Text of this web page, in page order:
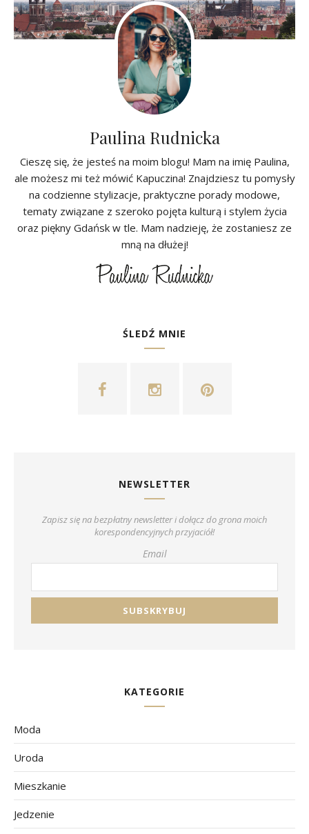
Paulina Rudnicka
Cieszę się, że jesteś na moim blogu! Mam na imię Paulina,
ale możesz mi też mówić Kapuczina! Znajdziesz tu pomysły
na codzienne stylizacje, praktyczne porady modowe,
tematy związane z szeroko pojęta kulturą i stylem życia
oraz piękny Gdańsk w tle. Mam nadzieję, że zostaniesz ze
mną na dłużej!
ŚLEDŹ MNIE
NEWSLETTER
Zapisz się na bezpłatny newsletter i dołącz do grona moich
korespondencyjnych przyjaciół!
Email
KATEGORIE
Moda
Uroda
Mieszkanie
Jedzenie